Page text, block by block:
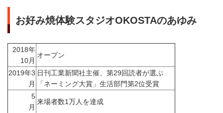
お好み焼体験スタジオOKOSTAのあゆみ
2018年
10月
オープン
2019年3
月
日刊工業新聞社主催、第29回読者が選ぶ
「ネーミング大賞」生活部門第2位受賞
5
月
来場者数1万人を達成